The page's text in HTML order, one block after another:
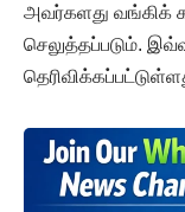
அவர்களது வங்கிக்
செலுத்தப்படும்.